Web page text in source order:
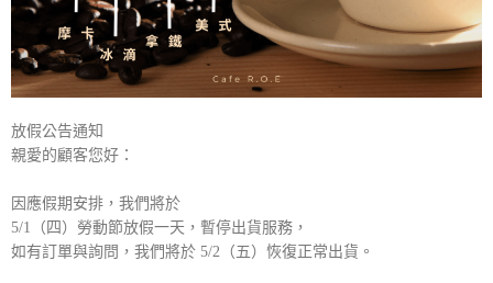
放假公告通知
親愛的顧客您好：
因應假期安排，我們將於
5/1（四）勞動節放假一天，暫停出貨服務，
如有訂單與詢問，我們將於 5/2（五）恢復正常出貨。